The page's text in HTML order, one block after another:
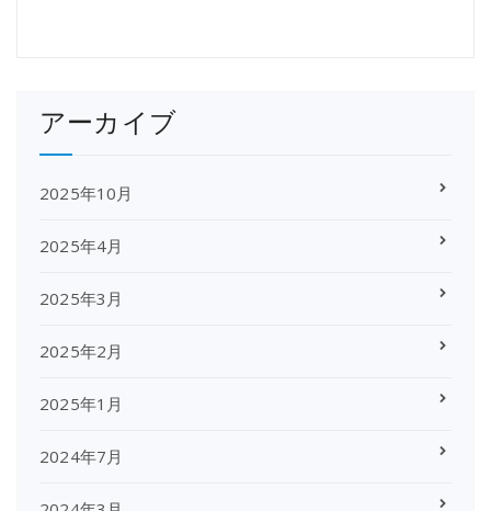
アーカイブ
2025年10月
2025年4月
2025年3月
2025年2月
2025年1月
2024年7月